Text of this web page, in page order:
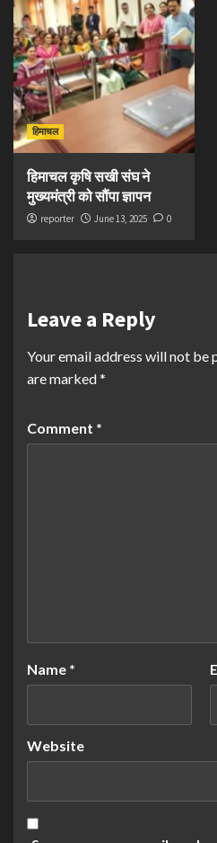
हिमाचल
हिमाचल कृषि सखी संघ ने
मुख्यमंत्री को सौंपा ज्ञापन
reporter June 13, 2025 0
Leave a Reply
Your email address will not be
are marked*
Comment *
Name *
Website